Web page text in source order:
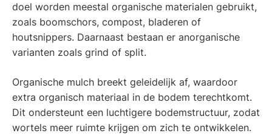
doel worden meestal organische materialen gebruikt,
zoals boomschors, compost, bladeren of
houtsnippers. Daarnaast bestaan er anorganische
varianten zoals grind of split.
Organische mulch breekt geleidelijk af, waardoor
extra organisch materiaal in de bodem terechtkomt.
Dit ondersteunt een luchtigere bodemstructuur, zodat
wortels meer ruimte krijgen om zich te ontwikkelen.